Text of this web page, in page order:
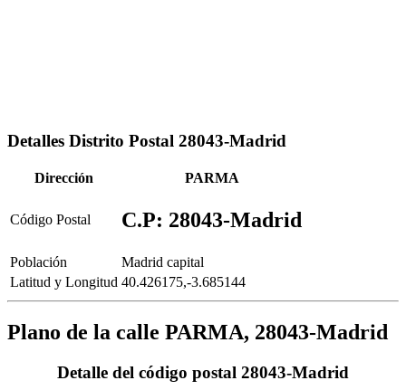
Detalles Distrito Postal 28043-Madrid
Dirección PARMA
Código Postal C.P: 28043-Madrid
Población
Madrid capital
Latitud y Longitud 40.426175,-3.685144
Plano de la calle PARMA, 28043-Madrid
Detalle del código postal 28043-Madrid